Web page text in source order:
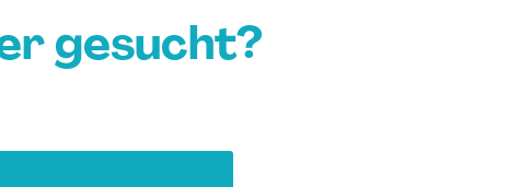
gesucht?